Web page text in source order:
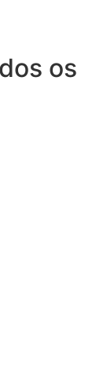
os